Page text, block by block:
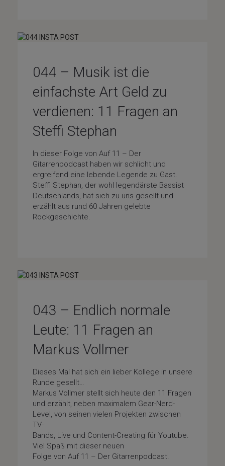
044 – Musik ist die
einfachste Art Geld zu
verdienen: 11 Fragen an
Steffi Stephan
In dieser Folge von Auf 11 – Der
Gitarrenpodcast haben wir schlicht und
ergreifend eine lebende Legende zu Gast.
Steffi Stephan, der wohl legendärste Bassist
Deutschlands, hat sich zu uns gesellt und
erzählt aus rund 60 Jahren gelebte
Rockgeschichte.
043 – Endlich normale
Leute: 11 Fragen an
Markus Vollmer
Dieses Mal hat sich ein lieber Kollege in unsere
Runde gesellt…
Markus Vollmer stellt sich heute den 11 Fragen
und erzählt, neben maximalem Gear-Nerd-
Level, von seinen vielen Projekten zwischen
TV-
Bands, Live und Content-Creating für Youtube.
Viel Spaß mit dieser neuen
Folge von Auf 11 – Der Gitarrenpodcast!